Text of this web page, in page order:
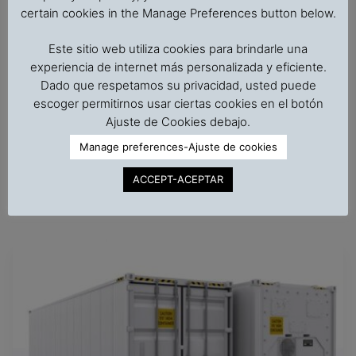
A course on reefer container essentials, prepared in
English for personnel involved in exportation,
importation, terminal operations, technical sales,
logistics, cargo underwriting, handling of cargo claims,
and customer service of cargo carried in reefer
containers. No previous knowledge required.
certain cookies in the Manage Preferences button below.
Este sitio web utiliza cookies para brindarle una
experiencia de internet más personalizada y eficiente.
Dado que respetamos su privacidad, usted puede
escoger permitirnos usar ciertas cookies en el botón
Ajuste de Cookies debajo.
Manage preferences-Ajuste de cookies
ACCEPT-ACEPTAR